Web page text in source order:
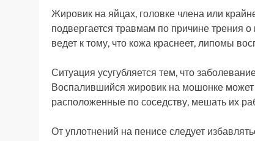
Жировик на яйцах, головке члена или
подвергается травмам по причине трения
ведет к тому, что кожа краснеет, липомы
Ситуация усугубляется тем, что
Воспалившийся жировик на мошонке может
расположенные по соседству, мешать их
От уплотнений на пенисе следует